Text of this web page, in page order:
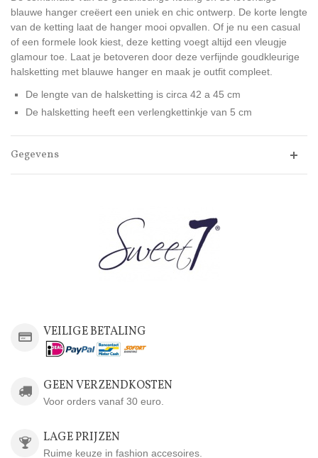
blauwe hanger creëert een uniek en chic ontwerp. De korte lengte
van de ketting laat de hanger mooi opvallen. Of je nu een casual
of een formele look kiest, deze ketting voegt altijd een vleugje
glamour toe. Laat je betoveren door deze verfijnde goudkleurige
halsketting met blauwe hanger en maak je outfit compleet.
De lengte van de halsketting is circa 42 a 45 cm
De halsketting heeft een verlengkettinkje van 5 cm
Gegevens
VEILIGE BETALING
GEEN VERZENDKOSTEN
Voor orders vanaf 30 euro.
LAGE PRIJZEN
Ruime keuze in fashion accesoires.